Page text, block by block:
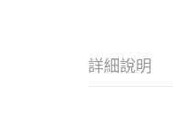
詳細說明